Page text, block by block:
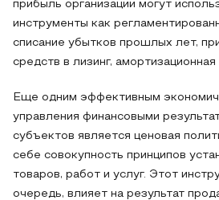
прибыль организации могут
инструменты как
списание убытков прошлых лет,
средств в лизинг, амортизационная
Еще одним эффективным
управления финансовыми
субъектов является ценовая
себе совокупность принципов
товаров, работ и услуг. Этот
очередь, влияет на результат